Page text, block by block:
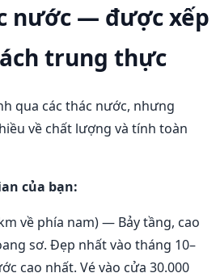
nước — được xếp
trung thực
qua các thác nước, nhưng
về chất lượng và tính toàn
của bạn:
về phía nam) — Bảy tầng, cao
sơ. Đẹp nhất vào tháng 10–
cao nhất. Vé vào cửa 30.000